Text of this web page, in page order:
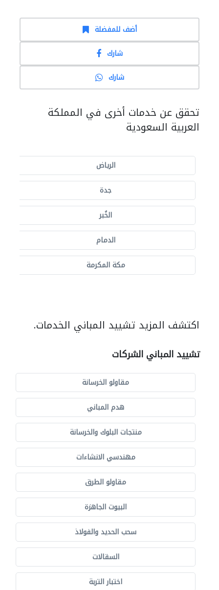
أضف للمفضلة
شارك
شارك
تحقق عن خدمات أخرى في المملكة
العربية السعودية
الرياض
جدة
الخُبر
الدمام
مكة المكرمة
اكتشف المزيد تشييد المباني الخدمات.
تشييد المباني الشركات
مقاولو الخرسانة
هدم المباني
منتجات البلوك والخرسانة
مهندسي الانشاءات
مقاولو الطرق
البيوت الجاهزة
سحب الحديد والفولاذ
السقالات
اختبار التربة